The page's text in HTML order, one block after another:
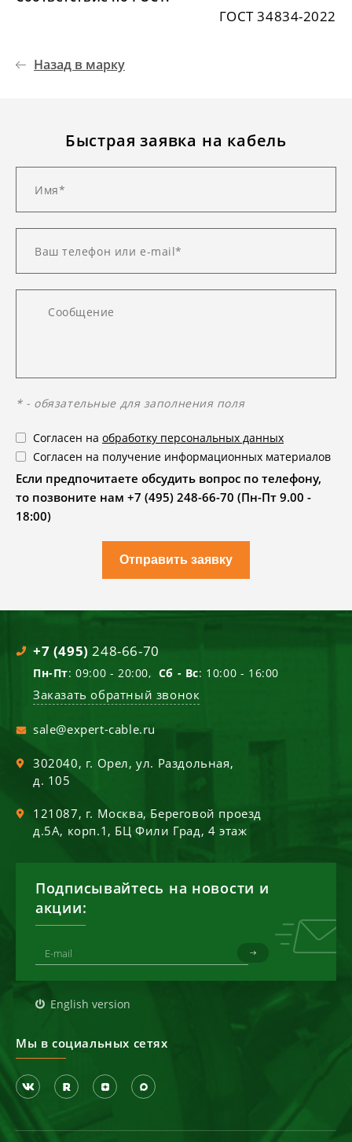
ГОСТ 34834-2022
Назад в марку
Быстрая заявка на кабель
* - обязательные для заполнения поля
Согласен на обработку персональных данных
Согласен на получение информационных материалов
Если предпочитаете обсудить вопрос по телефону,
то позвоните нам +7 (495) 248-66-70 (Пн-Пт 9.00 -
18:00)
Отправить заявку
+7 (495) 248-66-70
Пн-Пт: 09:00 - 20:00, Сб - Вс: 10:00 - 16:00
Заказать обратный звонок
sale@expert-cable.ru
302040, г. Орел,ул. Раздольная,
д. 105
121087, г. Москва, Береговой проезд
д.5А, корп.1, БЦ Фили Град, 4 этаж
Подписывайтесь на новости и
акции:
English version
Мы в социальных сетях